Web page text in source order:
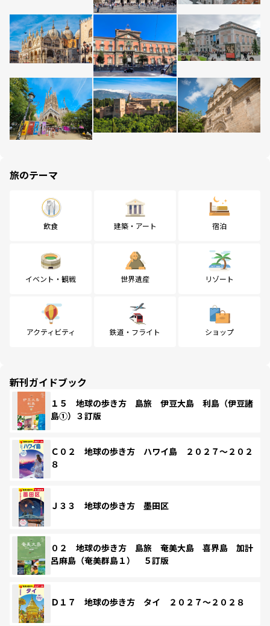
旅のテーマ
飲食 建築・アート 宿泊
イベント・観戦 世界遺産 リゾート
アクティビティ 鉄道・フライト ショップ
新刊ガイドブック
１５ 地球の歩き方 島旅 伊豆大島 利島（伊豆諸
島①）３訂版
Ｃ０２ 地球の歩き方 ハワイ島 ２０２７～２０２
８
Ｊ３３ 地球の歩き方 墨田区
０２ 地球の歩き方 島旅 奄美大島 喜界島 加計
呂麻島（奄美群島１） ５訂版
Ｄ１７ 地球の歩き方 タイ ２０２７～２０２８